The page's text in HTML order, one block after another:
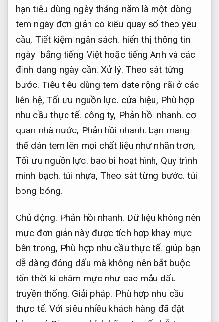
hạn tiêu dùng ngày tháng năm là một dòng
tem ngày đơn giản có kiểu quay số theo yêu
cầu, Tiết kiệm ngân sách. hiển thị thông tin
ngày bằng tiếng Việt hoặc tiếng Anh và các
định dạng ngày cần.Xử lý. Theo sát từng
bước. Tiêu tiêu dùng tem date rộng rãi ở các
liên hệ, Tối ưu nguồn lực. cửa hiệu, Phù hợp
nhu cầu thực tế. công ty, Phản hồi nhanh. cơ
quan nhà nước, Phản hồi nhanh. bạn mang
thể dán tem lên mọi chất liệu như nhãn trơn,
Tối ưu nguồn lực. bao bì hoạt hình, Quy trình
minh bạch. túi nhựa,Theo sát từng bước. túi
bong bóng.
Chủ động. Phản hồi nhanh. Dữ liệu không nên
mực đơn giản này được tích hợp khay mực
bên trong, Phù hợp nhu cầu thực tế. giúp bạn
dễ dàng đóng dấu mà không nên bắt buộc
tốn thời kì châm mực như các mẫu dấu
truyền thống. Giải pháp. Phù hợp nhu cầu
thực tế. Với siêu nhiều khách hàng đã đặt